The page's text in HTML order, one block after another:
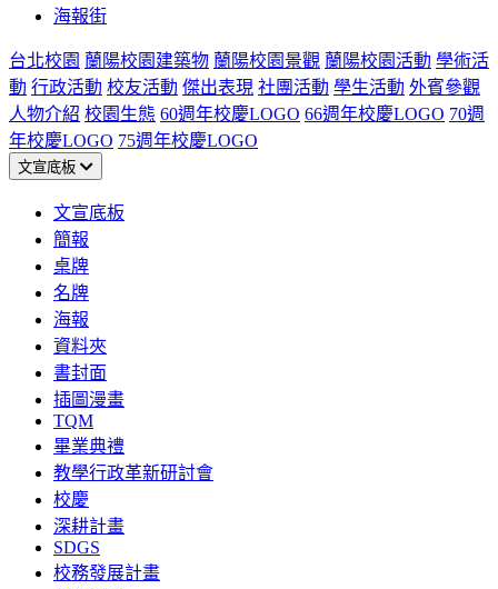
海報街
台北校園 蘭陽校園建築物 蘭陽校園景觀 蘭陽校園活動 學術活
動 行政活動 校友活動 傑出表現 社團活動 學生活動 外賓參觀
人物介紹 校園生態 60週年校慶LOGO 66週年校慶LOGO 70週
年校慶LOGO 75週年校慶LOGO
文宣底板
文宣底板
簡報
桌牌
名牌
海報
資料夾
書封面
插圖漫畫
TQM
畢業典禮
教學行政革新研討會
校慶
深耕計畫
SDGS
校務發展計畫